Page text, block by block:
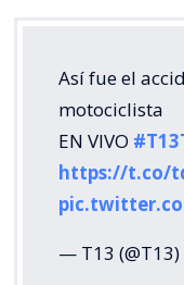
Así fue el
motociclista
EN VIVO
https://t.co/
— T13 (@T13)